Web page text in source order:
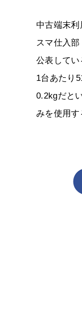
中古端末
スマ仕入
公表して
1台あたり
0.2kgだと
みを使用